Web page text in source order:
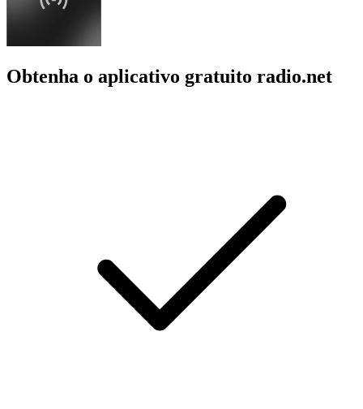
Obtenha o aplicativo gratuito radio.net